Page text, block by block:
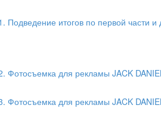
Подведение итогов по первой части
Фотосъемка для рекламы JACK
Фотосъемка для рекламы JACK